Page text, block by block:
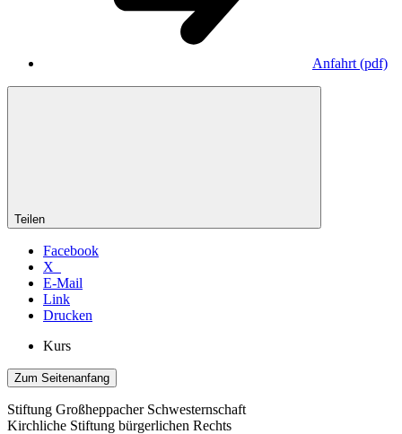
Anfahrt (pdf)
Teilen
Facebook
X
E-Mail
Link
Drucken
Kurs
Zum Seitenanfang
Stiftung Großheppacher Schwesternschaft
Kirchliche Stiftung bürgerlichen Rechts